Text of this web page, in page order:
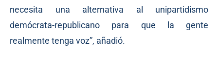
necesita una alternativa al unipartidismo
demócrata-republicano para que la gente
realmente tenga voz”, añadió.